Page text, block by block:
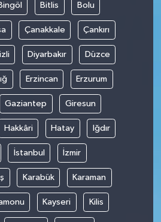
Bitlis Bolu
Çanakkale Çankırı
Diyarbakır Düzce
Erzincan Erzurum
Gaziantep Giresun
Hakkâri Hatay Iğdır
İstanbul İzmir
Karabük Karaman
Kayseri Kilis